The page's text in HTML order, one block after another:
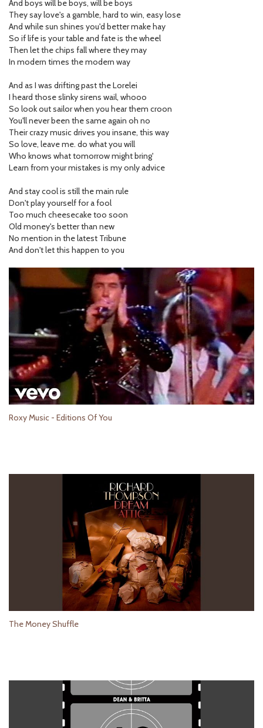
And boys will be boys, will be boys
They say love's a gamble, hard to win, easy lose
And while sun shines you'd better make hay
So if life is your table and fate is the wheel
Then let the chips fall where they may
In modern times the modern way
And as I was drifting past the Lorelei
I heard those slinky sirens wail, whooo
So look out sailor when you hear them croon
You'll never been the same again oh no
Their crazy music drives you insane, this way
So love, leave me. do what you will
Who knows what tomorrow might bring'
Learn from your mistakes is my only advice
And stay cool is still the main rule
Don't play yourself for a fool
Too much cheesecake too soon
Old money's better than new
No mention in the latest Tribune
And don't let this happen to you
Roxy Music - Editions Of You
The Money Shuffle